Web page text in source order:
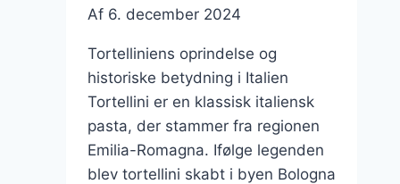
Af 6. december 2024
Tortelliniens oprindelse og
historiske betydning i Italien
Tortellini er en klassisk italiensk
pasta, der stammer fra regionen
Emilia-Romagna. Ifølge legenden
blev tortellini skabt i byen Bologna